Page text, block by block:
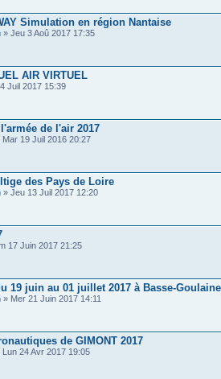
Simulation en région Nantaise
» Jeu 3 Aoû 2017 17:35
AIR VIRTUEL
Juil 2017 15:39
de l'air 2017
Mar 19 Juil 2016 20:27
des Pays de Loire
» Jeu 13 Juil 2017 12:20
17 Juin 2017 21:25
19 juin au 01 juillet 2017 à Basse-Goulaine
» Mer 21 Juin 2017 14:11
de GIMONT 2017
Lun 24 Avr 2017 19:05